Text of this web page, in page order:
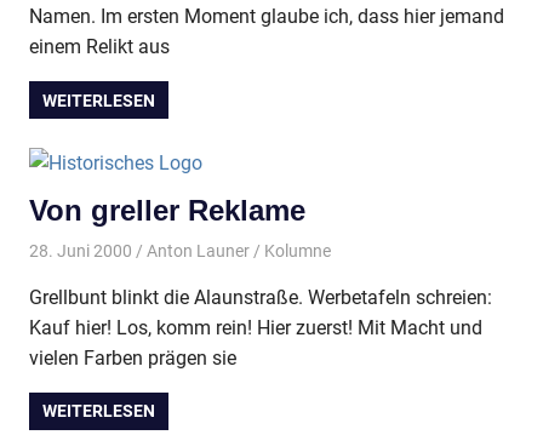
Namen. Im ersten Moment glaube ich, dass hier jemand
einem Relikt aus
WEITERLESEN
Von greller Reklame
28. Juni 2000 Anton Launer Kolumne
Grellbunt blinkt die Alaunstraße. Werbetafeln schreien:
Kauf hier! Los, komm rein! Hier zuerst! Mit Macht und
vielen Farben prägen sie
WEITERLESEN